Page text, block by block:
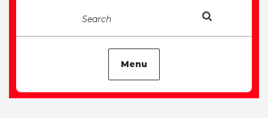
Menu